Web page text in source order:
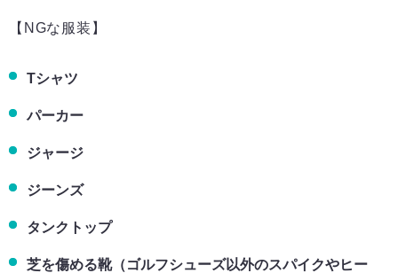
【NGな服装】
Tシャツ
パーカー
ジャージ
ジーンズ
タンクトップ
芝を傷める靴（ゴルフシューズ以外のスパイクやヒー